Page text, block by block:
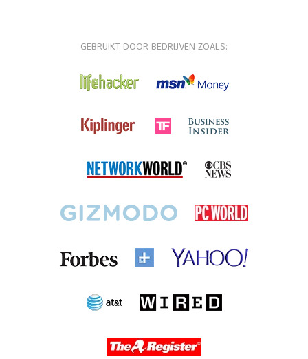
GEBRUIKT DOOR BEDRIJVEN ZOALS: